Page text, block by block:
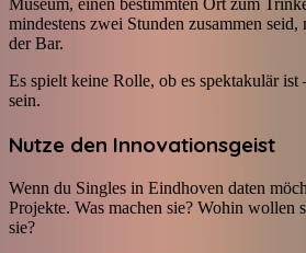
Museum, einen bestimmten Ort zum
mindestens zwei Stunden zusammen
der Bar.
Es spielt keine Rolle, ob es spektakulär
sein.
Nutze den Innovationsgeist
Wenn du Singles in Eindhoven daten
Projekte. Was machen sie? Wohin wollen
sie?